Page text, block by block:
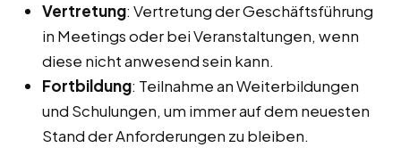
Vertretung: Vertretung der Geschäftsführung
in Meetings oder bei Veranstaltungen, wenn
diese nicht anwesend sein kann.
Fortbildung: Teilnahme an Weiterbildungen
und Schulungen, um immer auf dem neuesten
Stand der Anforderungen zu bleiben.